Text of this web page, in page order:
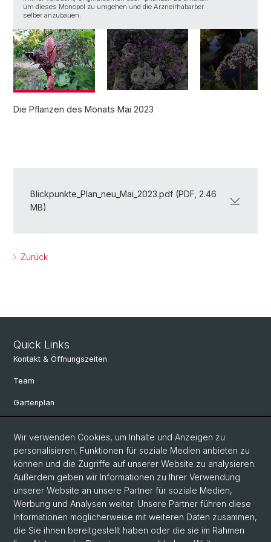
um dieses Monopol zu umgehen und die Arzneirhabarber
selber anzubauen.
Die Pflanzen des Monats Mai 2023
Blickpunkte_Plan_neu_Mai_2023.pdf (PDF, 2.46
MB)
Zurück
Quick Links
Kontakt & Öffnungszeiten
Team
Gartenplan
Herbarien Basel
Links
Spenden
Social Media
Wir verwenden Cookies, um Inhalte und Anzeigen zu
personalisieren, Funktionen für soziale Medien anbieten zu
können und die Zugriffe auf unserer Website zu analysieren.
Außerdem geben wir Informationen zu Ihrer Verwendung
unserer Website an unsere Partner für soziale Medien,
Werbung und Analysen weiter. Unsere Partner führen diese
Informationen möglicherweise mit weiteren Daten zusammen,
die Sie ihnen bereitgestellt haben oder die sie im Rahmen